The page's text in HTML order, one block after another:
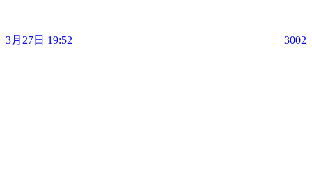
3月27日 19:52 3002